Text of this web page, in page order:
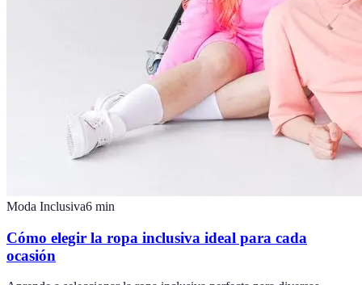
Moda Inclusiva6 min
Cómo elegir la ropa inclusiva ideal para cada
ocasión